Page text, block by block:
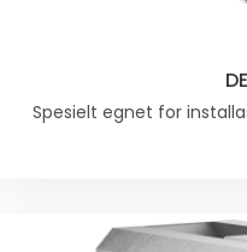
Spesielt egnet for